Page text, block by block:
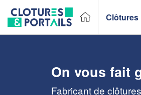
Clôtures
On vous fait
Fabricant de